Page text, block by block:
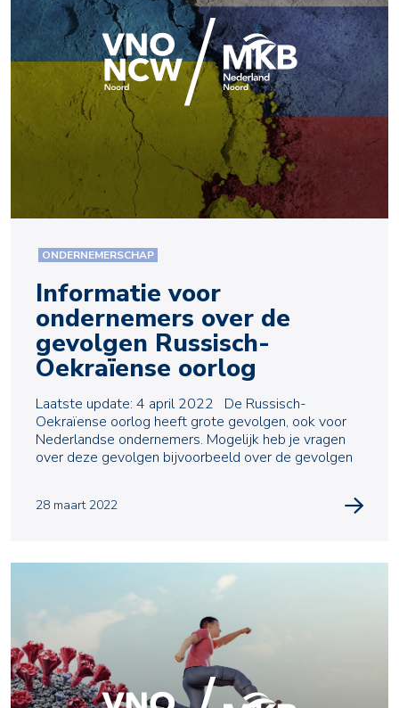
ONDERNEMERSCHAP
Informatie voor
ondernemers over de
gevolgen Russisch-
Oekraïense oorlog
Laatste update: 4 april 2022 De Russisch-
Oekraïense oorlog heeft grote gevolgen, ook voor
Nederlandse ondernemers. Mogelijk heb je vragen
over deze gevolgen bijvoorbeeld over de gevolgen
28 maart 2022